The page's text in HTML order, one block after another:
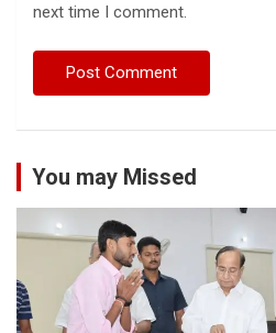
next time I comment.
You may Missed